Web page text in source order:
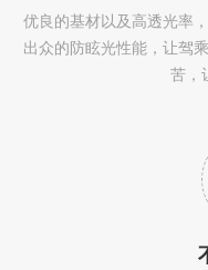
优良的基材以及高透光率
出众的防眩光性能，让驾
苦，